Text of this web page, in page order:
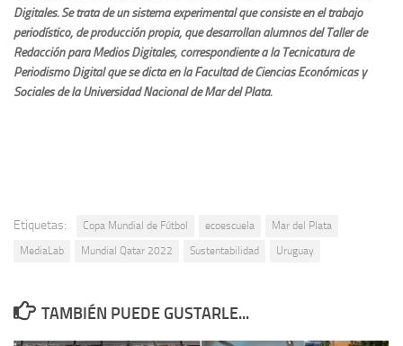
Digitales. Se trata de un sistema experimental que consiste en el trabajo
periodístico, de producción propia, que desarrollan alumnos del Taller de
Redacción para Medios Digitales, correspondiente a la Tecnicatura de
Periodismo Digital que se dicta en la Facultad de Ciencias Económicas y
Sociales de la Universidad Nacional de Mar del Plata.
Etiquetas: Copa Mundial de Fútbol ecoescuela
Mar del Plata
MediaLab
Mundial Qatar 2022 Sustentabilidad Uruguay
TAMBIÉN PUEDE GUSTARLE...